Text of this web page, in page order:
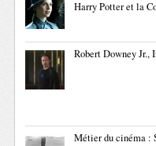
Harry Potter et la
Robert Downey Jr.,
Métier du cinéma :